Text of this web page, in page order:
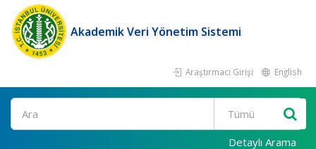
Akademik Veri Yönetim Sistemi
Araştırmacı Girişi English
Ara
Detaylı Arama